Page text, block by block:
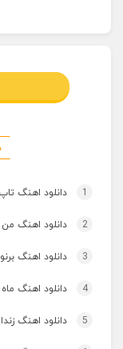
1 دانلود اهنگ تاپ و توپ ۷ از
2 دانلود اهنگ من
3 دانلود اهنگ برنو بدوش ۲
4 دانلود اهنگ
5 دانلود اهنگ